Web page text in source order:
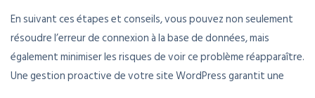
En suivant ces étapes et conseils, vous pouvez non seulement
résoudre l’erreur de connexion à la base de données, mais
également minimiser les risques de voir ce problème réapparaître.
Une gestion proactive de votre site WordPress garantit une